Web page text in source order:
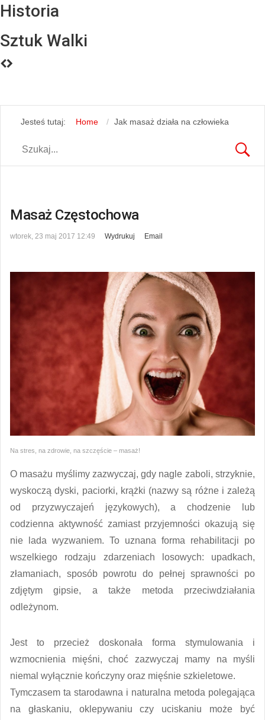
Historia
Sztuk Walki
Jesteś tutaj: Home Jak masaż działa na człowieka
Masaż Częstochowa
wtorek, 23 maj 2017 12:49 Wydrukuj Email
Na stres, na zdrowie, na szczęście – masaż!
O masażu myślimy zazwyczaj, gdy nagle zaboli, strzyknie,
wyskoczą dyski, paciorki, krążki (nazwy są różne i zależą
od przyzwyczajeń językowych), a chodzenie lub
codzienna aktywność zamiast przyjemności okazują się
nie lada wyzwaniem. To uznana forma rehabilitacji po
wszelkiego rodzaju zdarzeniach losowych: upadkach,
złamaniach, sposób powrotu do pełnej sprawności po
zdjętym gipsie, a także metoda przeciwdziałania
odleżynom.
Jest to przecież doskonała forma stymulowania i
wzmocnienia mięśni, choć zazwyczaj mamy na myśli
niemal wyłącznie kończyny oraz mięśnie szkieletowe.
Tymczasem ta starodawna i naturalna metoda polegająca
na głaskaniu, oklepywaniu czy uciskaniu może być